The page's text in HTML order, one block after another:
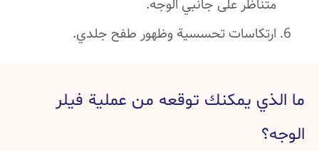
على جانبي الوجه.
تحسسية وظهور طفح جلدي.
يمكنك توقعه من عملية فيلر